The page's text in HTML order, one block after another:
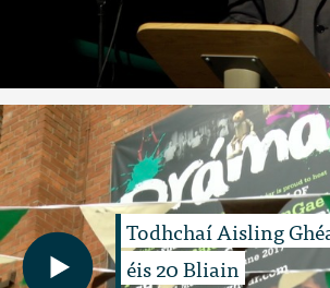
Todhchaí Aisling
éis 20 Bliain